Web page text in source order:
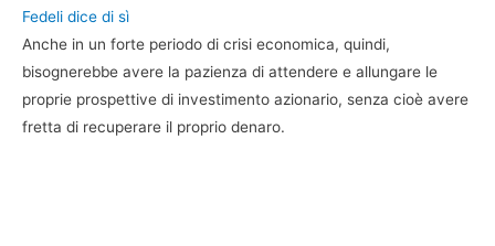
Fedeli dice di sì
Anche in un forte periodo di crisi economica, quindi,
bisognerebbe avere la pazienza di attendere e allungare le
proprie prospettive di investimento azionario, senza cioè avere
fretta di recuperare il proprio denaro.